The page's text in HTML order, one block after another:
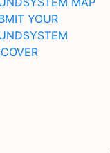
YOUR